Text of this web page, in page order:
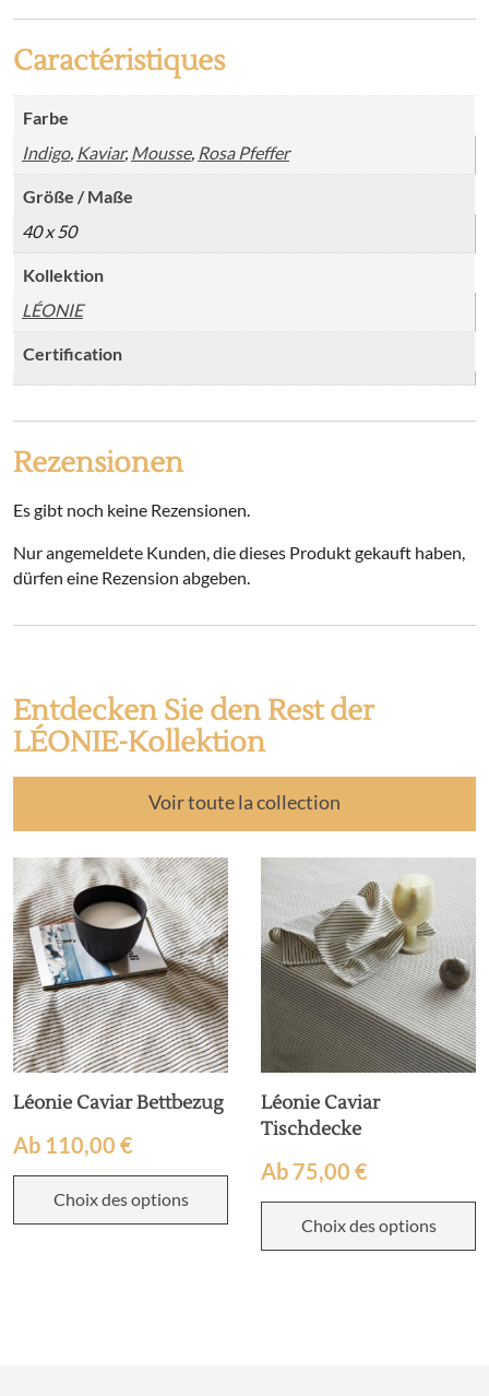
Caractéristiques
Farbe
Indigo, Kaviar, Mousse, Rosa Pfeffer
Größe / Maße
40 x 50
Kollektion
LÉONIE
Certification
Rezensionen
Es gibt noch keine Rezensionen.
Nur angemeldete Kunden, die dieses Produkt gekauft haben,
dürfen eine Rezension abgeben.
Entdecken Sie den Rest der
LÉONIE-Kollektion
Voir toute la collection
Léonie Caviar Bettbezug
Ab 110,00 €
Choix des options
Léonie Caviar
Tischdecke
Ab 75,00 €
Choix des options